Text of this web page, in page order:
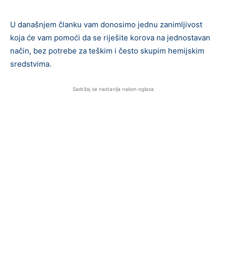
U današnjem članku vam donosimo jednu zanimljivost
koja će vam pomoći da se riješite korova na jednostavan
način, bez potrebe za teškim i često skupim hemijskim
sredstvima.
Sadržaj se nastavlja nakon oglasa